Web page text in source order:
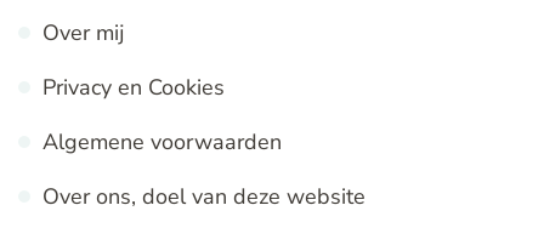
Over mij
Privacy en Cookies
Algemene voorwaarden
Over ons, doel van deze website